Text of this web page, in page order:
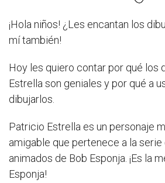
¡Hola niños! ¿Les encantan los
mí también!
Hoy les quiero contar por qué los
Estrella son geniales y por qué a
dibujarlos.
Patricio Estrella es un personaje
amigable que pertenece a la serie
animados de Bob Esponja. ¡Es la
Esponja!